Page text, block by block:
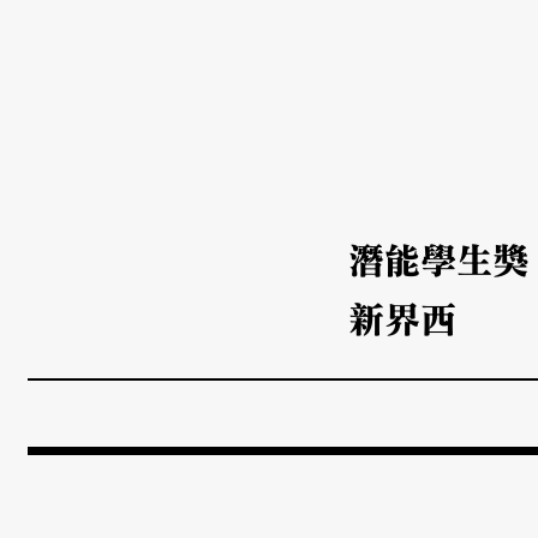
潛能學生獎
新界西